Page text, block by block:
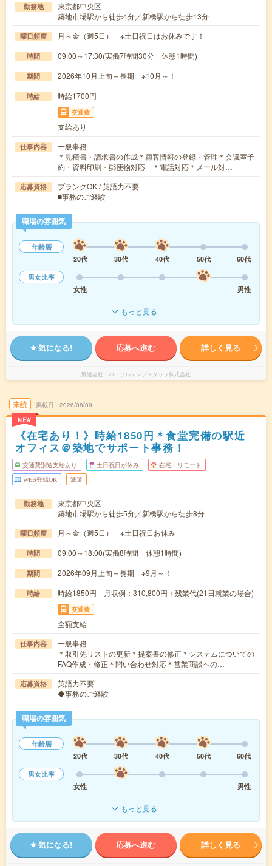
勤務地
東京都中央区
築地市場駅から徒歩4分／新橋駅から徒歩13分
曜日頻度 月～金（週5日） ※土日祝日はお休みです！
時間 09:00～17:30(実働7時間30分 休憩1時間)
期間 2026年10月上旬～長期 ※10月～！
時給 時給1700円
交通費
支給あり
仕事内容
一般事務
＊見積書・請求書の作成＊顧客情報の登録・管理＊会議室予
約・資料印刷・郵便物対応 ＊電話対応＊メール対…
応募資格
ブランクOK / 英語力不要
■事務のご経験
職場の雰囲気
年齢層
20代
30代 40代 50代
60代
男女比率
女性
男性
もっと見る
気になる! 応募へ進む 詳しく見る
派遣会社 パーソルテンプスタッフ株式会社
未読
NEW
掲載日 2026/08/09
《在宅あり！》時給1850円＊食堂完備の駅近
オフィス＠築地でサポート事務！
交通費別途支給あり 土日祝日が休み 在宅・リモート
WEB登録OK 派遣
勤務地
東京都中央区
築地市場駅から徒歩5分／新橋駅から徒歩8分
曜日頻度 月～金（週5日） ※土日祝日お休み
時間 09:00～18:00(実働8時間 休憩1時間)
期間 2026年09月上旬～長期 ※9月～！
時給 時給1850円 月収例：310,800円＋残業代(21日就業の場合)
交通費
全額支給
仕事内容
一般事務
＊取引先リストの更新＊提案書の修正＊システムについての
FAQ作成・修正＊問い合わせ対応＊営業商談への…
応募資格
英語力不要
◆事務のご経験
職場の雰囲気
年齢層
20代
30代 40代 50代
60代
男女比率
女性
男性
もっと見る
気になる! 応募へ進む 詳しく見る